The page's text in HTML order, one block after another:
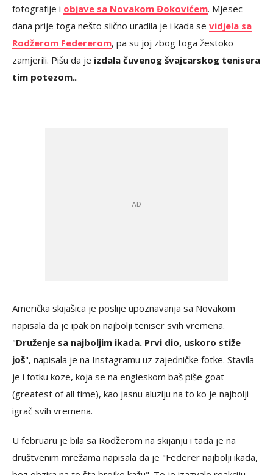
fotografije i objave sa Novakom Đokovićem. Mjesec
dana prije toga nešto slično uradila je i kada se vidjela sa
Rodžerom Federerom, pa su joj zbog toga žestoko
zamjerili. Pišu da je izdala čuvenog švajcarskog tenisera
tim potezom...
Američka skijašica je poslije upoznavanja sa Novakom
napisala da je ipak on najbolji teniser svih vremena.
"Druženje sa najboljim ikada. Prvi dio, uskoro stiže
još", napisala je na Instagramu uz zajedničke fotke. Stavila
je i fotku koze, koja se na engleskom baš piše goat
(greatest of all time), kao jasnu aluziju na to ko je najbolji
igrač svih vremena.
U februaru je bila sa Rodžerom na skijanju i tada je na
društvenim mrežama napisala da je "Federer najbolji ikada,